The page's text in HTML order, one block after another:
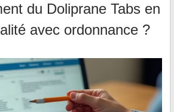
du Doliprane Tabs en
avec ordonnance ?